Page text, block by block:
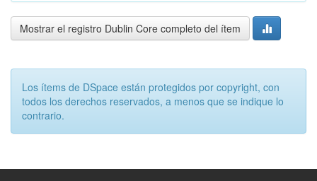
Mostrar el registro Dublin Core completo del ítem
Los ítems de DSpace están protegidos por copyright, con
todos los derechos reservados, a menos que se indique lo
contrario.